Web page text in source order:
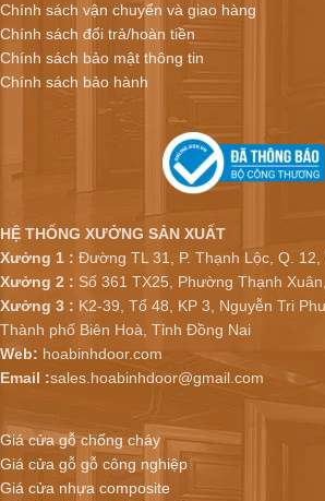
Chính sách vận chuyển và giao hàng
Chính sách đổi trả/hoàn tiền
Chính sách bảo mật thông tin
Chính sách bảo hành
HỆ THỐNG XƯỞNG SẢN XUẤT
Xưởng 1 : Đường TL 31, P. Thạnh Lộc, Q. 12,
Xưởng 2 : Số 361 TX25, Phường Thạnh
Xưởng 3 : K2-39, Tổ 48, KP 3, Nguyễn Tri
Thành phố Biên Hoà, Tỉnh Đồng Nai
Web: hoabinhdoor.com
Email :sales.hoabinhdoor@gmail.com
Giá cửa gỗ chống cháy
Giá cửa gỗ gỗ công nghiệp
Giá cửa nhựa composite